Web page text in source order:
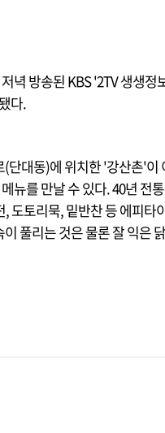
녁 방송된 KBS '2TV 생생
다.
단대동)에 위치한 '강산촌'
뉴를 만날 수 있다. 40년 전
도토리묵, 밑반찬 등 에피
풀리는 것은 물론 잘 익은